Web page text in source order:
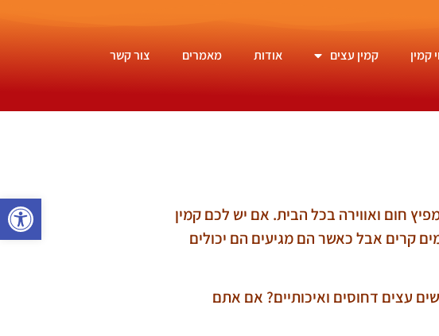
פתח
קמין קמין עצים אודות מאמרים צור קשר
חום ואווירה בכל הבית. אם יש לכם קמין
קרים אבל כאשר הם מגיעים הם יכולים
עצים דחוסים ואיכותיים? אם אתם